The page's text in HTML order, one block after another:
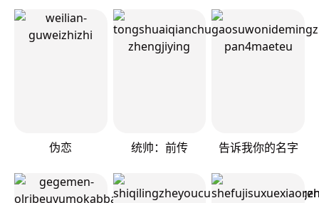
伪恋 统帅：前传 告诉我你的名字